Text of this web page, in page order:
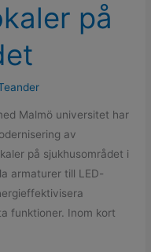
på
Malmö universitet har
av
på sjukhusområdet i
armaturer till LED-
funktioner. Inom kort